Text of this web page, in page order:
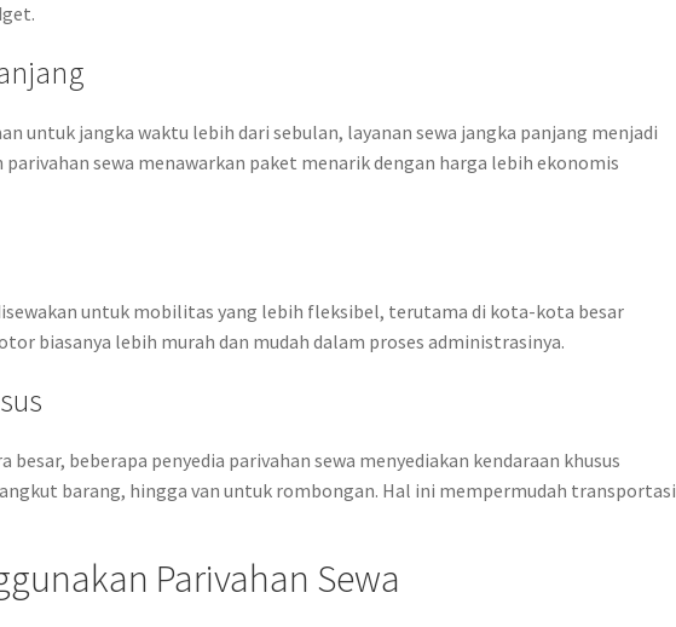
untuk jangka waktu lebih dari sebulan, layanan sewa jangka panjang menjadi
sewa menawarkan paket menarik dengan harga lebih ekonomis
untuk mobilitas yang lebih fleksibel, terutama di kota-kota besar
biasanya lebih murah dan mudah dalam proses administrasinya.
besar, beberapa penyedia parivahan sewa menyediakan kendaraan khusus
barang, hingga van untuk rombongan. Hal ini mempermudah transportasi
Parivahan Sewa